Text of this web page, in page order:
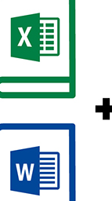
수로 평균 구하기
값 구하기
수로 조건에 만족
함수와 구조적
민번호에서 성별 구
TEXTJOIN 함수
년월일 계산하기
로 근무 기간과 퇴
함수로
하기